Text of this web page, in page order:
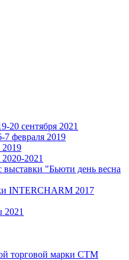
20 сентября 2021
7 февраля 2019
2021
выставки "Бьюти день весна
INTERCHARM 2017
2021
торговой марки СТМ